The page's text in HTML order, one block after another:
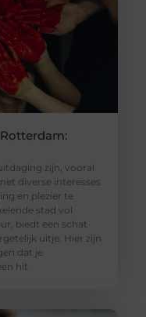
zijn, vooral
diverse interesses
en plezier te
stad vol
biedt een schat
uitje. Hier zijn
dat je
hit